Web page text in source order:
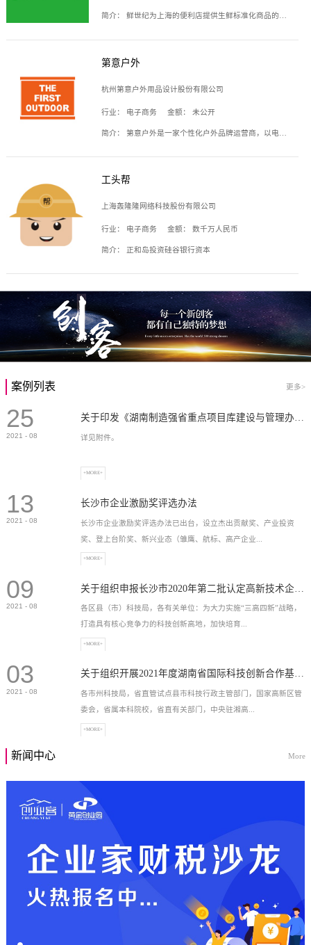
简介： 鲜世纪为上海的便利店提供生鲜标准化商品的供应链服务，帮商家解决生鲜采购、运营问题，帮助商家销售。平台提供的商品覆盖果蔬肉类、常温与低温奶制品、冷冻食品、零食饮料、粮油副食、居家洗护等多个品类，上架SKU3000余个。公司建立了近万平方米的仓储场地和物流配送体系，为合作商家提供快速配送服务。
第意户外
杭州第意户外用品设计股份有限公司
行业： 电子商务 金额： 未公开
简介： 第意户外是一家个性化户外品牌运营商，以电子商务为主要载体，主要从事户外产品的设计、生产、销售业务，产品包含冲锋衣、户外鞋、户外背包等。
工头帮
上海轰隆隆网络科技股份有限公司
行业： 电子商务 金额： 数千万人民币
简介： 正和岛投资硅谷银行资本
案例列表 更多>
25
2021 - 08 详见附件。
+MORE+
13
2021 - 08
长沙市企业激励奖评选办法
长沙市企业激励奖评选办法已出台，设立杰出贡献奖、产业投资
奖、登上台阶奖、新兴业态（雏鹰、航标、高产企业...
）奖等，最高奖励2...
+MORE+
09
2021 - 08
各区县（市）科技局，各有关单位：为大力实施“三高四新”战略，
打造具有核心竞争力的科技创新高地，加快培育...
高新技术企业，充分...
+MORE+
03
2021 - 08
关于组织开展2021年度湖南省国际科技创新合作基地申报工作的通知
各市州科技局，省直管试点县市科技行政主管部门，国家高新区管
委会，省属本科院校，省直有关部门，中央驻湘高...
+MORE+
新闻中心 More